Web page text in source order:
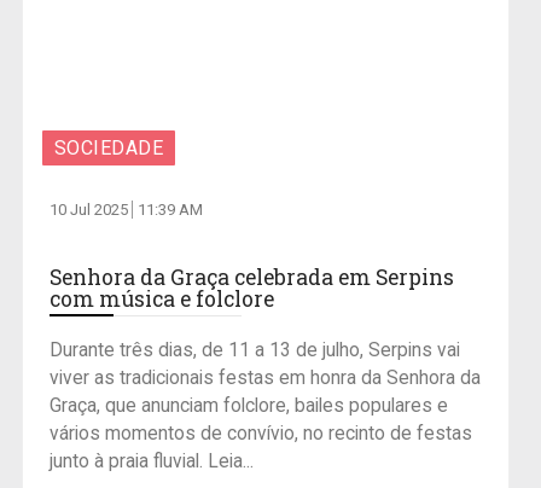
SOCIEDADE
10 Jul 2025 11:39 AM
Senhora da Graça celebrada em Serpins
com música e folclore
Durante três dias, de 11 a 13 de julho, Serpins vai
viver as tradicionais festas em honra da Senhora da
Graça, que anunciam folclore, bailes populares e
vários momentos de convívio, no recinto de festas
junto à praia fluvial. Leia...